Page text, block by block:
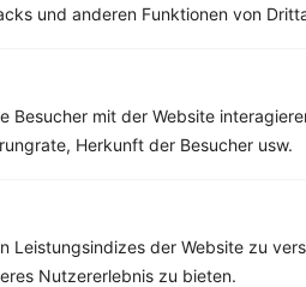
und anderen Funktionen von
mit der Website
Herkunft der Besucher usw.
der Website zu
Nutzererlebnis zu bieten.
für unseren Shop